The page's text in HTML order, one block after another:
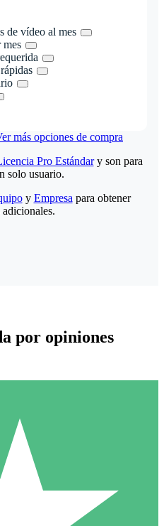
de vídeo al mes
mes
más opciones de compra
Individuales
de descarga. Sin compromiso
Pro Estándary son para
solo usuario.
y Empresa para obtener
por opiniones